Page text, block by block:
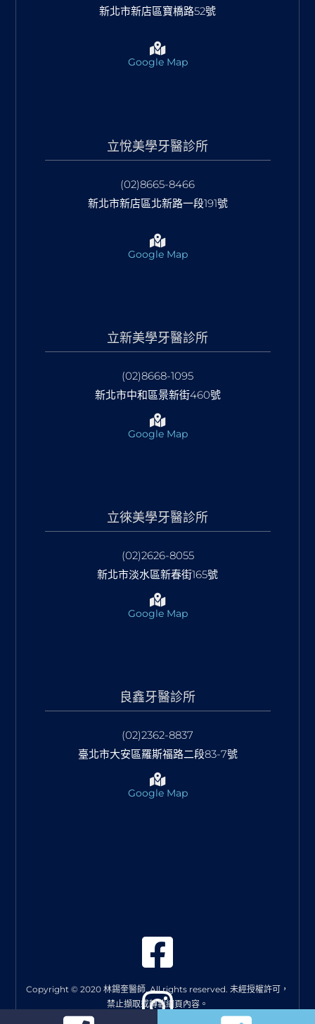
新北市新店區寶橋路52號
Google Map
立悅美學牙醫診所
(02)8665-8466
新北市新店區北新路一段191號
Google Map
立新美學牙醫診所
(02)8668-1095
新北市中和區景新街460號
Google Map
立徠美學牙醫診所
(02)2626-8055
新北市淡水區新春街165號
Google Map
良鑫牙醫診所
(02)2362-8837
臺北市大安區羅斯福路二段83-7號
Google Map
Copyright © 2020 林錫奎醫師. All rights reserved. 未經授權許可，
禁止擷取或轉載網頁內容。